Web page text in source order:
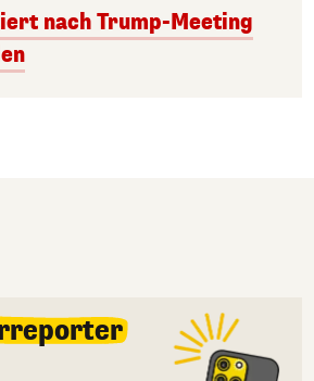
nach Trump-Meeting